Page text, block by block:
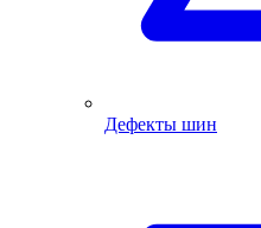
Дефекты шин